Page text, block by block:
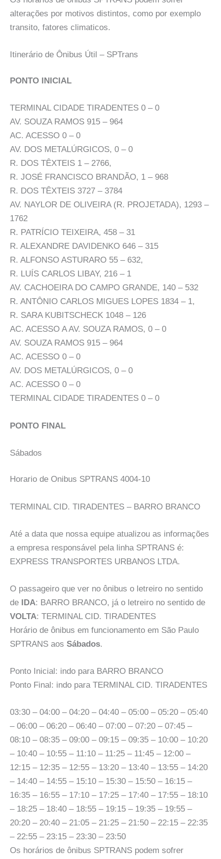
alterações por motivos distintos, como por exemplo
transito, fatores climaticos.
Itinerário de Ônibus Útil – SPTrans
PONTO INICIAL
TERMINAL CIDADE TIRADENTES 0 – 0
AV. SOUZA RAMOS 915 – 964
AC. ACESSO 0 – 0
AV. DOS METALÚRGICOS, 0 – 0
R. DOS TÊXTEIS 1 – 2766,
R. JOSÉ FRANCISCO BRANDÃO, 1 – 968
R. DOS TÊXTEIS 3727 – 3784
AV. NAYLOR DE OLIVEIRA (R. PROJETADA), 1293 –
1762
R. PATRÍCIO TEIXEIRA, 458 – 31
R. ALEXANDRE DAVIDENKO 646 – 315
R. ALFONSO ASTURARO 55 – 632,
R. LUÍS CARLOS LIBAY, 216 – 1
AV. CACHOEIRA DO CAMPO GRANDE, 140 – 532
R. ANTÔNIO CARLOS MIGUES LOPES 1834 – 1,
R. SARA KUBITSCHECK 1048 – 126
AC. ACESSO A AV. SOUZA RAMOS, 0 – 0
AV. SOUZA RAMOS 915 – 964
AC. ACESSO 0 – 0
AV. DOS METALÚRGICOS, 0 – 0
AC. ACESSO 0 – 0
TERMINAL CIDADE TIRADENTES 0 – 0
PONTO FINAL
Sábados
Horario de Onibus SPTRANS 4004-10
TERMINAL CID. TIRADENTES – BARRO BRANCO
Até a data que nossa equipe atualizou as informações
a empresa responsável pela linha SPTRANS é:
EXPRESS TRANSPORTES URBANOS LTDA.
O passageiro que ver no ônibus o letreiro no sentido
de IDA: BARRO BRANCO, já o letreiro no sentido de
VOLTA: TERMINAL CID. TIRADENTES
Horário de ônibus em funcionamento em São Paulo
SPTRANS aos Sábados.
Ponto Inicial: indo para BARRO BRANCO
Ponto Final: indo para TERMINAL CID. TIRADENTES
03:30 – 04:00 – 04:20 – 04:40 – 05:00 – 05:20 – 05:40
– 06:00 – 06:20 – 06:40 – 07:00 – 07:20 – 07:45 –
08:10 – 08:35 – 09:00 – 09:15 – 09:35 – 10:00 – 10:20
– 10:40 – 10:55 – 11:10 – 11:25 – 11:45 – 12:00 –
12:15 – 12:35 – 12:55 – 13:20 – 13:40 – 13:55 – 14:20
– 14:40 – 14:55 – 15:10 – 15:30 – 15:50 – 16:15 –
16:35 – 16:55 – 17:10 – 17:25 – 17:40 – 17:55 – 18:10
– 18:25 – 18:40 – 18:55 – 19:15 – 19:35 – 19:55 –
20:20 – 20:40 – 21:05 – 21:25 – 21:50 – 22:15 – 22:35
– 22:55 – 23:15 – 23:30 – 23:50
Os horários de ônibus SPTRANS podem sofrer